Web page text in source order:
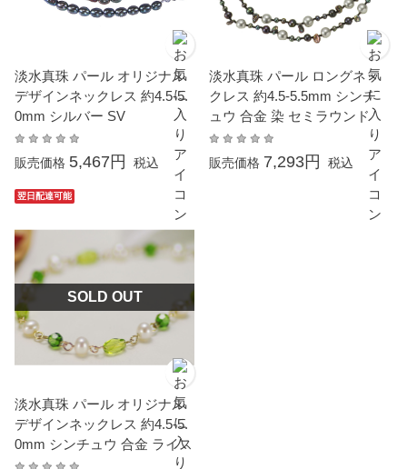
淡水真珠 パール オリジナル
デザインネックレス 約4.5-5.
0mm シルバー SV
販売価格 5,467円 税込
淡水真珠 パール ロングネッ
クレス 約4.5-5.5mm シンチ
ュウ 合金 染 セミラウンド
販売価格 7,293円 税込
翌日配達可能
SOLD OUT
淡水真珠 パール オリジナル
デザインネックレス 約4.5-5.
0mm シンチュウ 合金 ライス